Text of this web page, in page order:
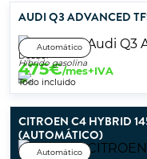
AUDI Q3 ADVANCED
Automático
Híbrido gasolina
Desde:
475€/mes+IVA
Todo incluido
CITROEN C4 HYBRID
(AUTOMÁTICO)
Automático